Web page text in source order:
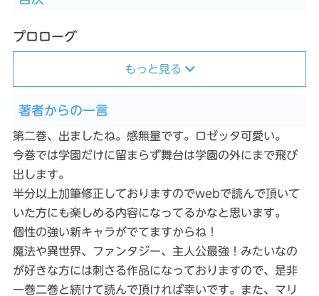
プロローグ
もっと見る
著者からの一言
第二巻、出ましたね。感無量です。ロゼッタ可愛い。
今巻では学園だけに留まらず舞台は学園の外にまで飛び
出します。
半分以上加筆修正しておりますのでwebで読んで頂いて
いた方にも楽しめる内容になってるかなと思います。
個性の強い新キャラがでてますからね！
魔法や異世界、ファンタジー、主人公最強！みたいなの
が好きな方には刺さる作品になっておりますので、是非
一巻二巻と続けて読んで頂ければ幸いです。また、マリ